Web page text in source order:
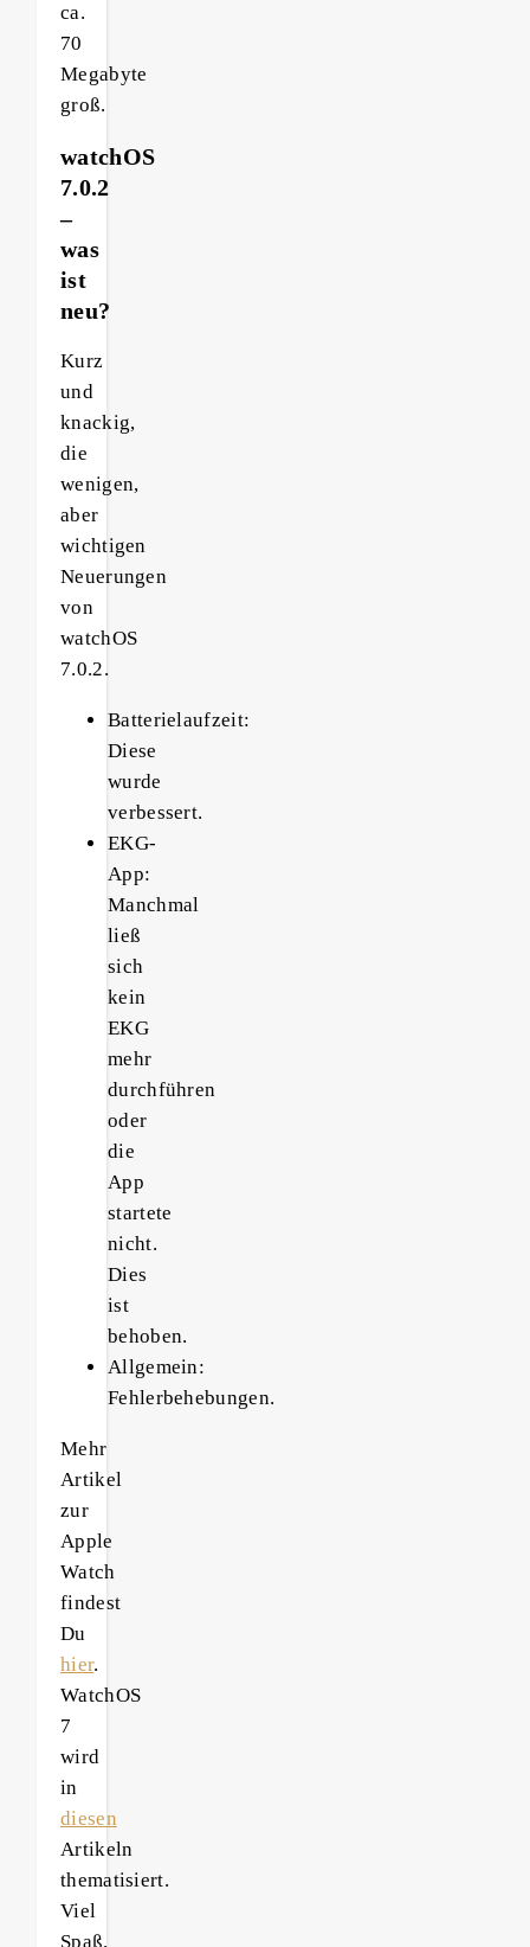
ca.
70
Megabyte
groß.
watchOS
7.0.2
–
was
ist
neu?
Kurz
und
knackig,
die
wenigen,
aber
wichtigen
Neuerungen
von
watchOS
7.0.2.
Batterielaufzeit:
Diese
wurde
verbessert.
EKG-
App:
Manchmal
ließ
sich
kein
EKG
mehr
durchführen
oder
die
App
startete
nicht.
Dies
ist
behoben.
Allgemein:
Fehlerbehebungen.
Mehr
Artikel
zur
Apple
Watch
findest
Du
hier.
WatchOS
7
wird
in
diesen
Artikeln
thematisiert.
Viel
Spaß.